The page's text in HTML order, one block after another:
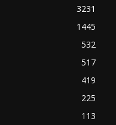
3231
1445
532
517
419
225
113